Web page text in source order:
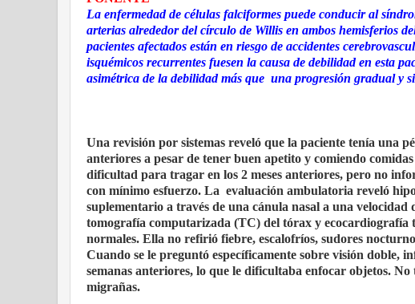
La enfermedad de células falciformes puede conducir al
arterias alrededor del círculo de Willis en ambos hemisferios
pacientes afectados están en riesgo de accidentes
isquémicos recurrentes fuesen la causa de debilidad en esta
asimétrica de la debilidad más que una progresión gradual y
Una revisión por sistemas reveló que la paciente tenía una
anteriores a pesar de tener buen apetito y comiendo
dificultad para tragar en los 2 meses anteriores, pero no
con mínimo esfuerzo. La evaluación ambulatoria reveló
suplementario a través de una cánula nasal a una
tomografía computarizada (TC) del tórax y
normales. Ella no refirió fiebre, escalofríos, sudores
Cuando se le preguntó específicamente sobre visión doble,
semanas anteriores, lo que le dificultaba enfocar objetos.
migrañas.